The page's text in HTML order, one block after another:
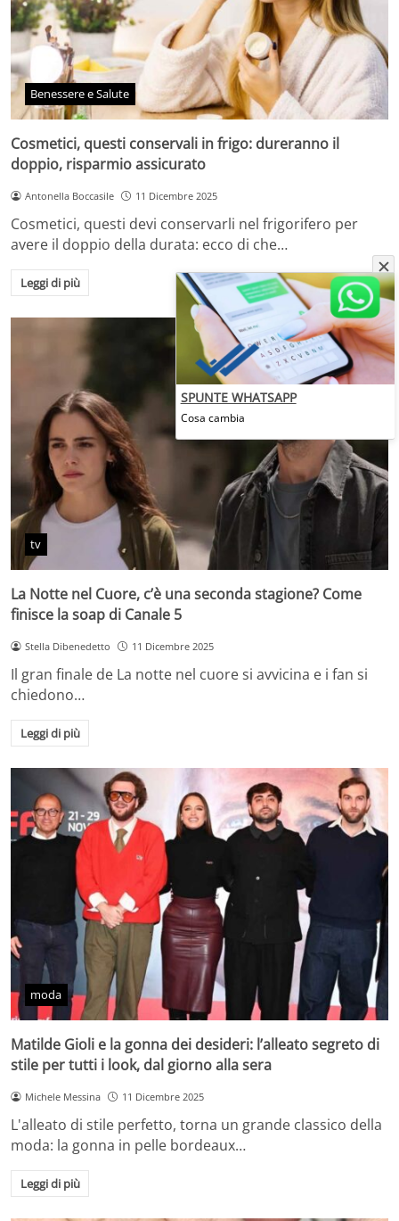
Benessere e Salute
Cosmetici, questi conservali in frigo: dureranno il
doppio, risparmio assicurato
Antonella Boccasile 11 Dicembre 2025
Cosmetici, questi devi conservarli nel frigorifero per
avere il doppio della durata: ecco di che…
Leggi di più
tv
La Notte nel Cuore, c’è una seconda stagione? Come
finisce la soap di Canale 5
Stella Dibenedetto 11 Dicembre 2025
Il gran finale de La notte nel cuore si avvicina e i fan si
chiedono…
Leggi di più
moda
Matilde Gioli e la gonna dei desideri: l’alleato segreto di
stile per tutti i look, dal giorno alla sera
Michele Messina 11 Dicembre 2025
L'alleato di stile perfetto, torna un grande classico della
moda: la gonna in pelle bordeaux…
Leggi di più
SPUNTE WHATSAPP
Cosa cambia